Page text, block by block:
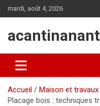
au
mardi, août 4, 2026
Accueil
Maison et travaux
Placage bois : techniques